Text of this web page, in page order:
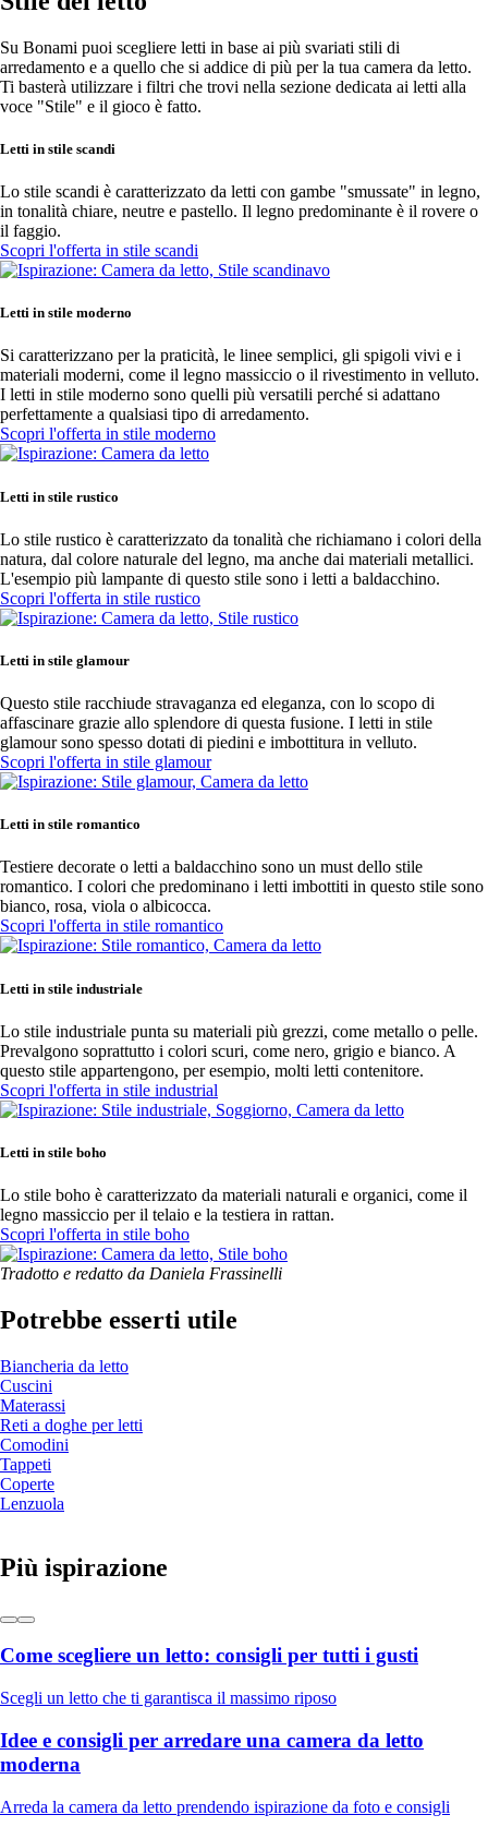
Su Bonami puoi scegliere letti in base ai più svariati stili di
arredamento e a quello che si addice di più per la tua camera da letto.
Ti basterà utilizzare i filtri che trovi nella sezione dedicata ai letti alla
voce "Stile" e il gioco è fatto.
Letti in stile scandi
Lo stile scandi è caratterizzato da letti con gambe "smussate" in legno,
in tonalità chiare, neutre e pastello. Il legno predominante è il rovere o
il faggio.
Scopri l'offerta in stile scandi
Letti in stile moderno
Si caratterizzano per la praticità, le linee semplici, gli spigoli vivi e i
materiali moderni, come il legno massiccio o il rivestimento in velluto.
I letti in stile moderno sono quelli più versatili perché si adattano
perfettamente a qualsiasi tipo di arredamento.
Scopri l'offerta in stile moderno
Letti in stile rustico
Lo stile rustico è caratterizzato da tonalità che richiamano i colori della
natura, dal colore naturale del legno, ma anche dai materiali metallici.
L'esempio più lampante di questo stile sono i letti a baldacchino.
Scopri l'offerta in stile rustico
Letti in stile glamour
Questo stile racchiude stravaganza ed eleganza, con lo scopo di
affascinare grazie allo splendore di questa fusione. I letti in stile
glamour sono spesso dotati di piedini e imbottitura in velluto.
Scopri l'offerta in stile glamour
Letti in stile romantico
Testiere decorate o letti a baldacchino sono un must dello stile
romantico. I colori che predominano i letti imbottiti in questo stile sono
bianco, rosa, viola o albicocca.
Scopri l'offerta in stile romantico
Letti in stile industriale
Lo stile industriale punta su materiali più grezzi, come metallo o pelle.
Prevalgono soprattutto i colori scuri, come nero, grigio e bianco. A
questo stile appartengono, per esempio, molti letti contenitore.
Scopri l'offerta in stile industrial
Letti in stile boho
Lo stile boho è caratterizzato da materiali naturali e organici, come il
legno massiccio per il telaio e la testiera in rattan.
Scopri l'offerta in stile boho
Tradotto e redatto da Daniela Frassinelli
Potrebbe esserti utile
Biancheria da letto
Cuscini
Materassi
Reti a doghe per letti
Comodini
Tappeti
Coperte
Lenzuola
Più ispirazione
Come scegliere un letto: consigli per tutti i gusti
Scegli un letto che ti garantisca il massimo riposo
Idee e consigli per arredare una camera da letto
moderna
Arreda la camera da letto prendendo ispirazione da foto e consigli